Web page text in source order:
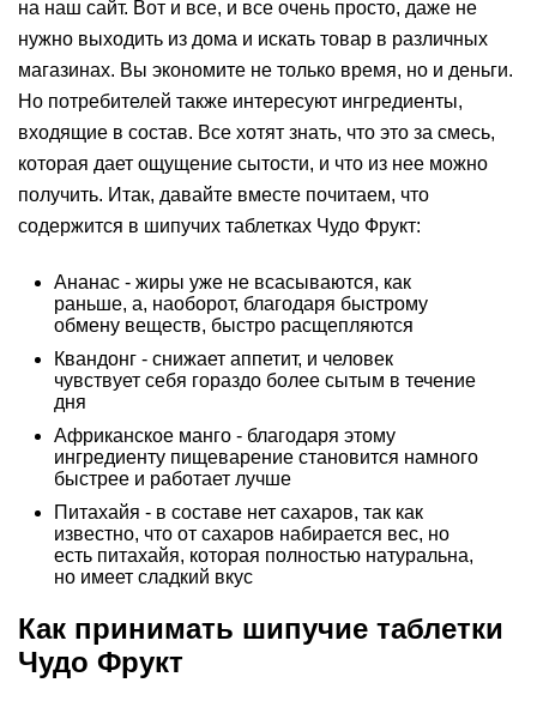
на наш сайт. Вот и все, и все очень просто, даже не
нужно выходить из дома и искать товар в различных
магазинах. Вы экономите не только время, но и деньги.
Но потребителей также интересуют ингредиенты,
входящие в состав. Все хотят знать, что это за смесь,
которая дает ощущение сытости, и что из нее можно
получить. Итак, давайте вместе почитаем, что
содержится в шипучих таблетках Чудо Фрукт:
Ананас - жиры уже не всасываются, как
раньше, а, наоборот, благодаря быстрому
обмену веществ, быстро расщепляются
Квандонг - снижает аппетит, и человек
чувствует себя гораздо более сытым в течение
дня
Африканское манго - благодаря этому
ингредиенту пищеварение становится намного
быстрее и работает лучше
Питахайя - в составе нет сахаров, так как
известно, что от сахаров набирается вес, но
есть питахайя, которая полностью натуральна,
но имеет сладкий вкус
Как принимать шипучие таблетки
Чудо Фрукт